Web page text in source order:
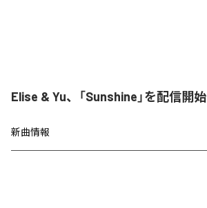
Elise & Yu、「Sunshine」を配信開始
新曲情報